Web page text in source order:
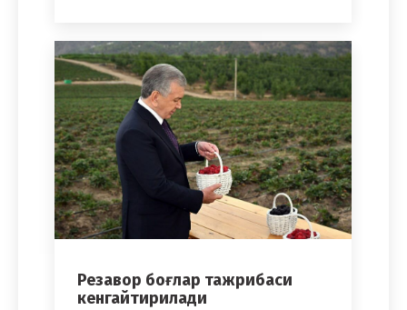
Резавор боғлар тажрибаси
кенгайтирилади